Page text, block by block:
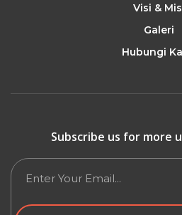
Visi &
Galeri
Hubungi
Subscribe us for more